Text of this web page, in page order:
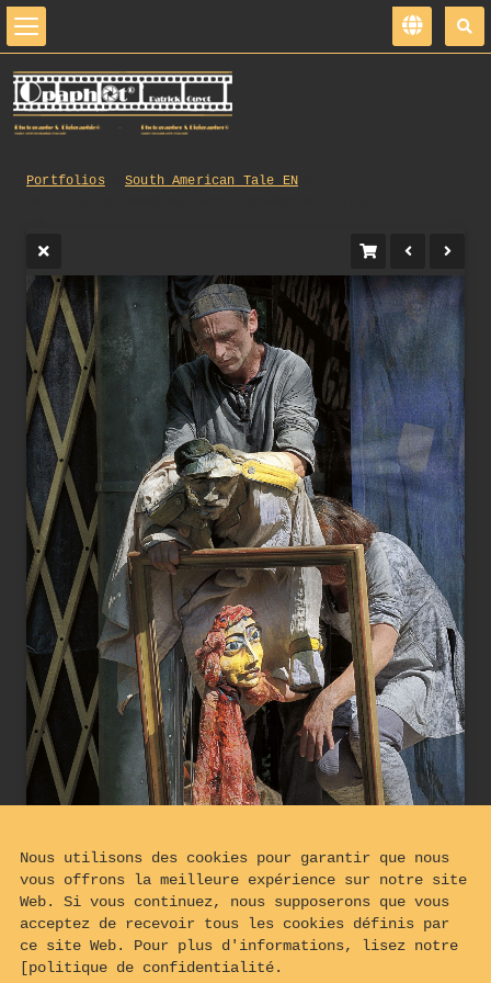
Portfolios
South_American_Tale_EN
BELISA a envoûté le COLONEL avec 2 mots
Nous utilisons des cookies pour garantir que nous
vous offrons la meilleure expérience sur notre site
Web. Si vous continuez, nous supposerons que vous
acceptez de recevoir tous les cookies définis par
ce site Web. Pour plus d'informations, lisez notre
[politique de confidentialité.